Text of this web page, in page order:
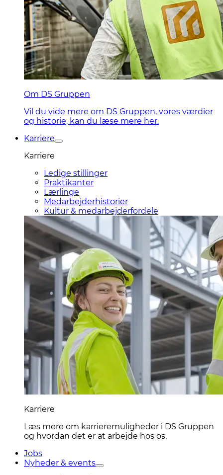
Om DS Gruppen
Vil du vide mere om DS Gruppen, vores værdier
og historie, kan du læse mere her.
Karriere
Karriere
Ledige stillinger
Praktikanter
Lærlinge
Medarbejderhistorier
Kultur & medarbejderfordele
Karriere
Læs mere om karrieremuligheder i DS Gruppen
og hvordan det er at arbejde hos os.
Jobs
Nyheder & events